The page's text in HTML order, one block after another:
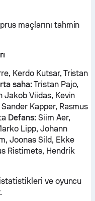
maçlarını tahmin
Kerdo Kutsar, Tristan
saha:Tristan Pajo,
Jakob Viidas, Kevin
Kapper, Rasmus
Defans:Siim Aer,
Lipp, Johann
Joonas Sild, Ekke
Ristimets, Hendrik
ve oyuncu